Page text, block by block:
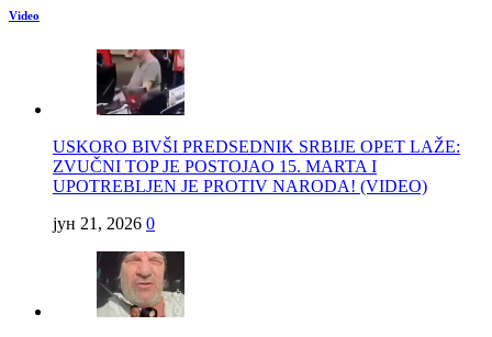
Video
USKORO BIVŠI PREDSEDNIK SRBIJE OPET LAŽE:
ZVUČNI TOP JE POSTOJAO 15. MARTA I
UPOTREBLJEN JE PROTIV NARODA! (VIDEO)
јун 21, 2026 0